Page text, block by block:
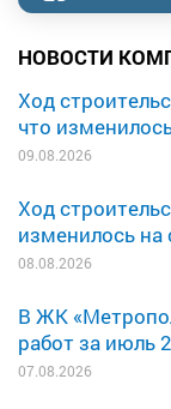
НОВОСТИ
Ход
что
09.08.2026
Ход
изменилось
08.08.2026
В ЖК
работ за июль
07.08.2026